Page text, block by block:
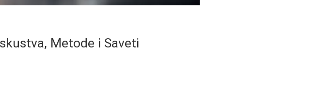
Metode i Saveti